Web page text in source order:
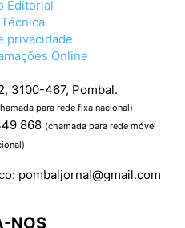
Editorial
privacidade
Online
3100-467, Pombal.
para rede fixa nacional)
868 (chamada para rede móvel
pombaljornal@gmail.com
NOS